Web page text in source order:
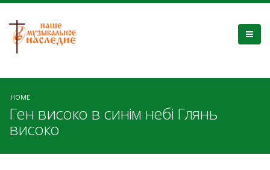
HOME
Ген високо в синім небі Глянь
високо